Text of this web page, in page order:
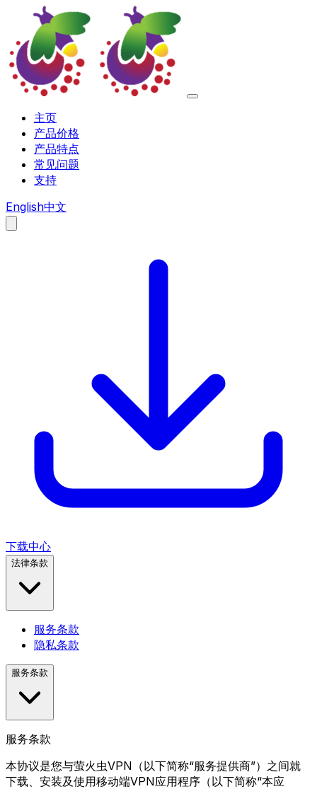
主页
产品价格
产品特点
常见问题
支持
English中文
下载中心
法律条款
服务条款
隐私条款
服务条款
服务条款
本协议是您与萤火虫VPN（以下简称“服务提供商”）之间就
下载、安装及使用移动端VPN应用程序（以下简称“本应